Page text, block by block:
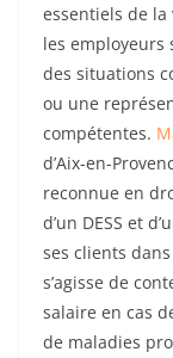
essentiels de la
les employeurs
des situations
ou une
compétentes.
d’Aix-en-
reconnue en
d’un DESS et
ses clients
s’agisse de
salaire en cas
de maladies